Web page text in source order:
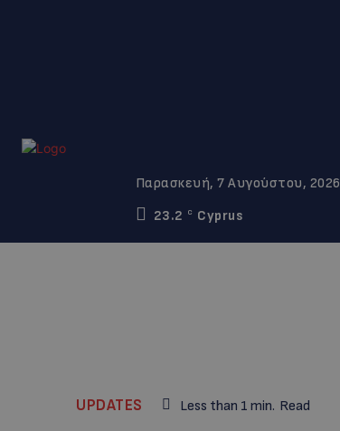
Παρασκευή, 7 Αυγούστου, 2026
23.2
C Cyprus
UPDATES Less than 1 min. Read